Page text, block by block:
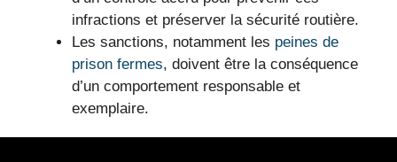
infractions et préserver la sécurité routière.
Les sanctions, notamment les peines de
prison fermes, doivent être la conséquence
d’un comportement responsable et
exemplaire.